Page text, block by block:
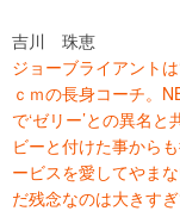
吉川 珠恵
ジョーブライアント
ｃｍの長身コーチ。
で‘ゼリー’との異名
ビーと付けた事から
ービスを愛してやま
だ残念なのは大きす